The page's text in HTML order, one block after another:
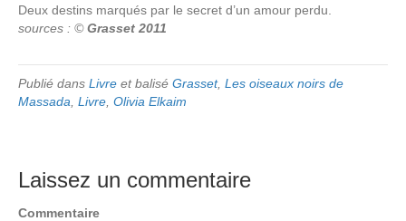
Deux destins marqués par le secret d’un amour perdu.
sources : ©Grasset 2011
Publié dans Livre et balisé Grasset, Les oiseaux noirs de
Massada Livre Olivia Elkaim
Laissez un commentaire
Commentaire